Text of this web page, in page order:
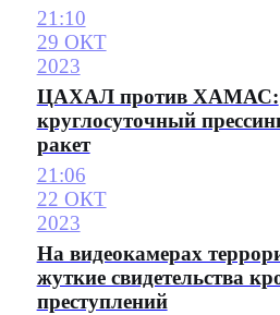
21:10
29 ОКТ
2023
ЦАХАЛ против ХАМАС:
круглосуточный
ракет
21:06
22 ОКТ
2023
На видеокамерах
жуткие свидетельства
преступлений